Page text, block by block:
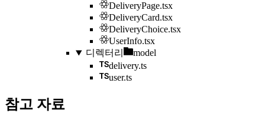
DeliveryPage.tsx
DeliveryCard.tsx
DeliveryChoice.tsx
UserInfo.tsx
디렉터리
model
delivery.ts
user.ts
참고 자료